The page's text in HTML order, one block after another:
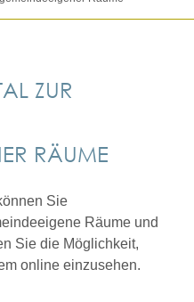
ZUR
RÄUME
Sie
Räume und
Sie die Möglichkeit,
online einzusehen.